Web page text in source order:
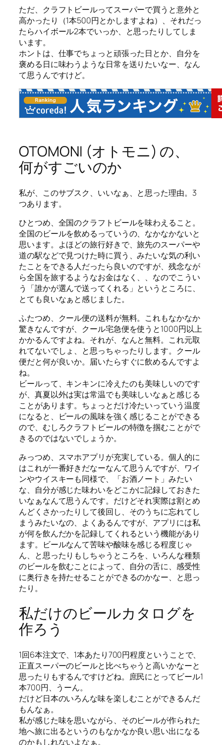
ただ、クラフトビールってスーパーで買うと意外と
高かったり（1本500円とかしますよね）、それだっ
たらハイボール2本でいっか、と思ったりしてしま
います。
ホントは、仕事でちょっと頑張った日とか、自分を
褒める日に味わうような日常を送りたいなー、なん
て思うんですけど。
OTOMONI (オトモニ) の、
何がすごいのか
私が、このサブスク、いいなぁ、と思った理由。3
つあります。
ひとつめ、全国のクラフトビールを味わえること。
全国のビールを飲めるっていうの、なかなかないと
思います。よほどの旅行好きで、旅先のスーパーや
道の駅などで見つけた時に買う、みたいな気の利い
たことをできる人だったら良いのですが、残念なが
ら全国を旅するようなお金はなく、、なのでこうい
う「誰かが選んで送ってくれる」というところに、
とても良いなぁと感じました。
ふたつめ、クール便の送料が無料。これもなかなか
驚きなんですが、クール宅急便を使うと1000円以上
かかるんですよね。それが、なんと無料。これ元取
れてないでしょ、と思っちゃったりします。クール
便だと何が良いか。届いたらすぐに飲めるんですよ
ね。
ビールって、キンキンに冷えたのも美味しいのです
が、真夏以外は実は常温でも美味しいなぁと感じる
ことがあります。ちょっとだけ冷たいっていう温度
になると、ビールの風味を強く感じることができる
ので、むしろクラフトビールの特徴を掴むことがで
きるのではないでしょうか。
みっつめ、スマホアプリが充実している。個人的に
はこれが一番好きだなーなんて思うんですが、ワイ
ンやウイスキーも同様で、「お酒ノート」みたい
な、自分が感じた味わいをどこかに記録しておきた
いなぁなんて思うんです。だけどそれ実際は割とめ
んどくさかったりして後回し、そのうちに忘れてし
まうみたいなの、よくあるんですが、アプリには私
が何を飲んだかを記録してくれるという機能があり
ます。ビールなんて苦味や酸味を感じる程度じゃ
ん、と思ったりもしちゃうところを、いろんな種類
のビールを飲むことによって、自分の舌に、感受性
に奥行きを持たせることができるのかなー、と思っ
たり。
私だけのビールカタログを
作ろう
1回6本注文で、1本あたり700円程度ということで、
正直スーパーのビールと比べちゃうと高いかなーと
思ったりもするんですけどね。庶民にとってビール1
本700円、うーん。
だけど日本のいろんな味を楽しむことができるんだ
もんなぁ。
私が感じた味を思いながら、そのビールが作られた
地へ旅に出るというのもなかなか良い思い出になる
のかもしれないよなぁ。